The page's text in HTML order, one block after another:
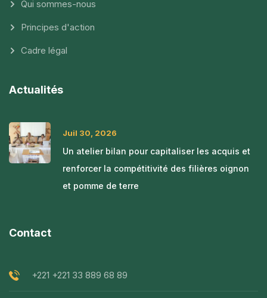
Qui sommes-nous
Principes d'action
Cadre légal
Actualités
Juil 30, 2026
Un atelier bilan pour capitaliser les acquis et
renforcer la compétitivité des filières oignon
et pomme de terre
Contact
+221 +221 33 889 68 89